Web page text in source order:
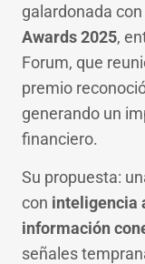
galardonada
Awards 2025,
Forum, que
premio
generando un
financiero.
Su propuesta:
con inteligencia
información
señales